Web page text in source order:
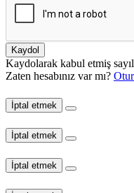
Kaydol
Kaydolarak kabul etmiş
Zaten hesabınız var mı?
İptal etmek
İptal etmek
İptal etmek